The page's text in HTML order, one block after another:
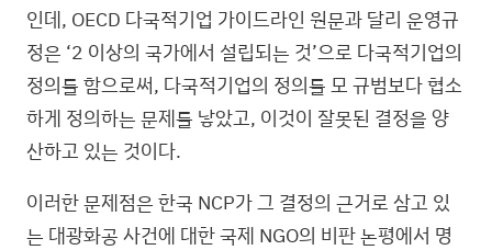
인데, OECD 다국적기업 가이드라인 원문과 달리 운영규
정은 ‘2 이상의 국가에서 설립되는 것’으로 다국적기업의
정의를 함으로써, 다국적기업의 정의를 모 규범보다 협소
하게 정의하는 문제를 낳았고, 이것이 잘못된 결정을 양
산하고 있는 것이다.
이러한 문제점은 한국 NCP가 그 결정의 근거로 삼고 있
는 대광화공 사건에 대한 국제 NGO의 비판 논평에서 명